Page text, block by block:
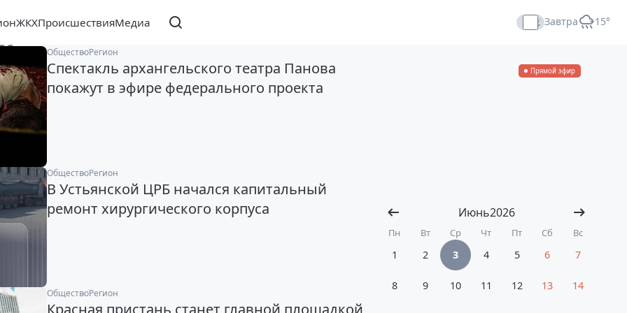
ЖКХПроисшествияМедиа Завтра +15°
ОбществоРегион
Спектакль архангельского театра Панова
покажут в эфире федерального проекта
ОбществоРегион
В Устьянской ЦРБ начался капитальный
ремонт хирургического корпуса
ОбществоРегион
Красная пристань станет главной площадкой
Прямой эфир
Июнь2026
Пн Вт Ср Чт Пт Сб Вс
1 2 3 4 5 6 7
8 9 10 11 12 13 14